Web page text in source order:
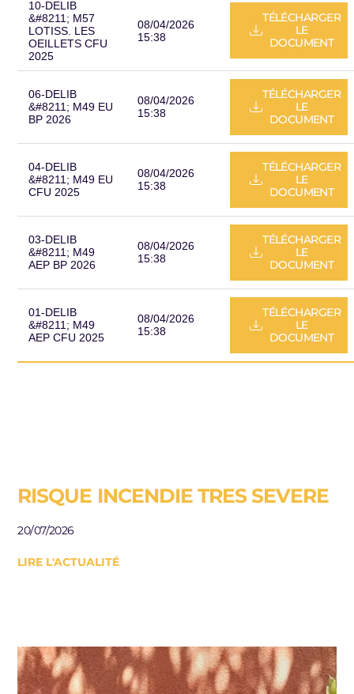
10-DELIB
&#8211; M57
LOTISS. LES
OEILLETS CFU
2025
08/04/2026
15:38
TÉLÉCHARGER
LE
DOCUMENT
06-DELIB
&#8211; M49 EU
BP 2026
08/04/2026
15:38
TÉLÉCHARGER
LE
DOCUMENT
04-DELIB
&#8211; M49 EU
CFU 2025
08/04/2026
15:38
TÉLÉCHARGER
LE
DOCUMENT
03-DELIB
&#8211; M49
AEP BP 2026
08/04/2026
15:38
TÉLÉCHARGER
LE
DOCUMENT
01-DELIB
&#8211; M49
AEP CFU 2025
08/04/2026
15:38
TÉLÉCHARGER
LE
DOCUMENT
RISQUE INCENDIE TRES SEVERE
LIRE L'ACTUALITÉ
20/07/2026